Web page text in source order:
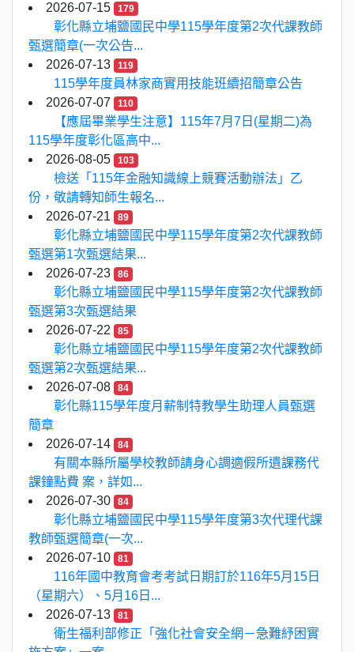
2026-07-15
179
彰化縣立埔鹽國民中學115學年度第2次代課教師
甄選簡章(一次公告...
2026-07-13
119
115學年度員林家商實用技能班續招簡章公告
2026-07-07
110
【應屆畢業學生注意】115年7月7日(星期二)為
115學年度彰化區高中...
2026-08-05
103
檢送「115年金融知識線上競賽活動辦法」乙
份，敬請轉知師生報名...
2026-07-21
89
彰化縣立埔鹽國民中學115學年度第2次代課教師
甄選第1次甄選結果...
2026-07-23
86
彰化縣立埔鹽國民中學115學年度第2次代課教師
甄選第3次甄選結果
2026-07-22
85
彰化縣立埔鹽國民中學115學年度第2次代課教師
甄選第2次甄選結果...
2026-07-08
84
彰化縣115學年度月薪制特教學生助理人員甄選
簡章
2026-07-14
84
有關本縣所屬學校教師請身心調適假所遺課務代
課鐘點費 案，詳如...
2026-07-30
84
彰化縣立埔鹽國民中學115學年度第3次代理代課
教師甄選簡章(一次...
2026-07-10
81
116年國中教育會考考試日期訂於116年5月15日
（星期六）、5月16日...
2026-07-13
81
衛生福利部修正「強化社會安全網－急難紓困實